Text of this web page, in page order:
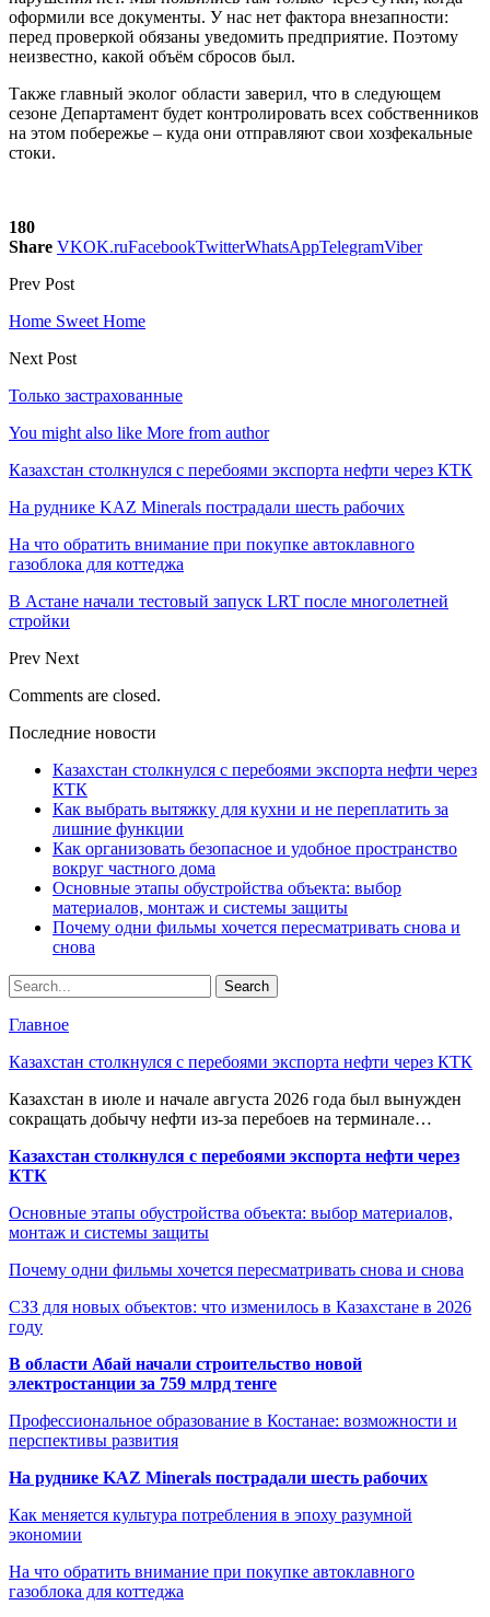
оформили все документы. У нас нет фактора внезапности:
перед проверкой обязаны уведомить предприятие. Поэтому
неизвестно, какой объём сбросов был.
Также главный эколог области заверил, что в следующем
сезоне Департамент будет контролировать всех собственников
на этом побережье – куда они отправляют свои хозфекальные
стоки.
180
Share VKOK.ruFacebookTwitterWhatsAppTelegramViber
Prev Post
Home Sweet Home
Next Post
Только застрахованные
You might also like More from author
Казахстан столкнулся с перебоями экспорта нефти через КТК
На руднике KAZ Minerals пострадали шесть рабочих
На что обратить внимание при покупке автоклавного
газоблока для коттеджа
В Астане начали тестовый запуск LRT после многолетней
стройки
Prev Next
Comments are closed.
Последние новости
Казахстан столкнулся с перебоями экспорта нефти через
КТК
Как выбрать вытяжку для кухни и не переплатить за
лишние функции
Как организовать безопасное и удобное пространство
вокруг частного дома
Основные этапы обустройства объекта: выбор
материалов, монтаж и системы защиты
Почему одни фильмы хочется пересматривать снова и
снова
Главное
Казахстан столкнулся с перебоями экспорта нефти через КТК
Казахстан в июле и начале августа 2026 года был вынужден
сокращать добычу нефти из-за перебоев на терминале…
Казахстан столкнулся с перебоями экспорта нефти через
КТК
Основные этапы обустройства объекта: выбор материалов,
монтаж и системы защиты
Почему одни фильмы хочется пересматривать снова и снова
СЗЗ для новых объектов: что изменилось в Казахстане в 2026
году
В области Абай начали строительство новой
электростанции за 759 млрд тенге
Профессиональное образование в Костанае: возможности и
перспективы развития
На руднике KAZ Minerals пострадали шесть рабочих
Как меняется культура потребления в эпоху разумной
экономии
На что обратить внимание при покупке автоклавного
газоблока для коттеджа